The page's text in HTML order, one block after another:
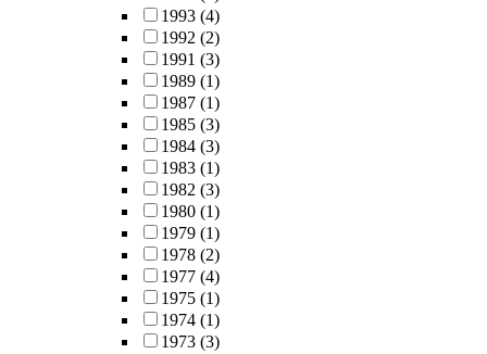
1993 (4)
1992 (2)
1991 (3)
1989 (1)
1987 (1)
1985 (3)
1984 (3)
1983 (1)
1982 (3)
1980 (1)
1979 (1)
1978 (2)
1977 (4)
1975 (1)
1974 (1)
1973 (3)